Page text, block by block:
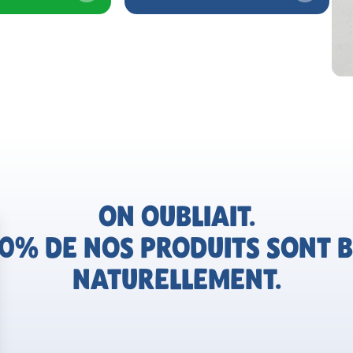
ON OUBLIAIT.
DE NOS PRODUITS SONT
NATURELLEMENT.